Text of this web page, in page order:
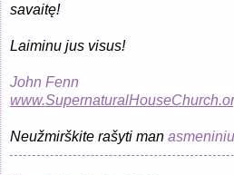
savaitę!
Laiminu jus visus!
John Fenn
Neužmirškite rašyti man